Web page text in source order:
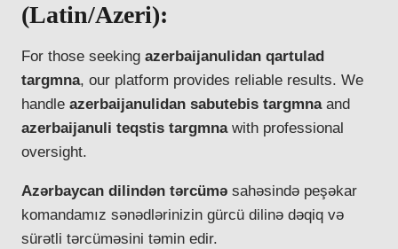
(Latin/Azeri):
For those seeking azerbaijanulidan qartulad
targmna, our platform provides reliable results. We
handle azerbaijanulidan sabutebis targmnaand
azerbaijanuli teqstis targmnawith professional
oversight.
Azərbaycan dilindən tərcümə sahəsində peşəkar
komandamız sənədlərinizin gürcü dilinə dəqiq və
sürətli tərcüməsini təmin edir.